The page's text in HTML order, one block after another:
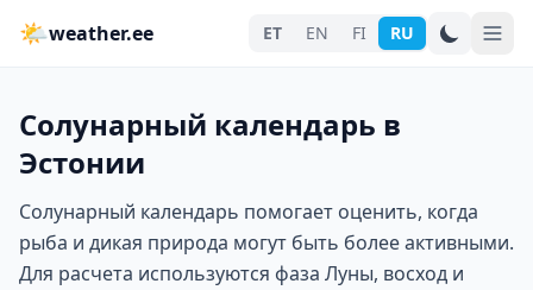
🌤weather.ee ET EN FI RU
Солунарный календарь в
Эстонии
Солунарный календарь помогает оценить, когда
рыба и дикая природа могут быть более активными.
Для расчета используются фаза Луны, восход и